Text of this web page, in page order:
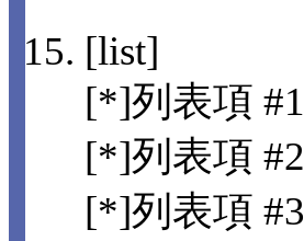
[list]
[*]列表項 #1
[*]列表項 #2
[*]列表項 #3